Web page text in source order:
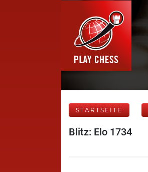
STARTSEITE
Blitz: Elo 1734